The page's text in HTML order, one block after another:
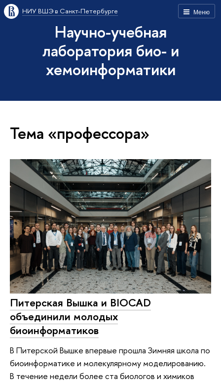
Меню
НИУ ВШЭ в Санкт-Петербурге
Научно-учебная
лаборатория био- и
хемоинформатики
Тема «профессора»
Питерская Вышка и BIOCAD
объединили молодых
биоинформатиков
В Питерской Вышке впервые прошла Зимняя школа по
биоинформатике и молекулярному моделированию.
В течение недели более ста биологов и химиков